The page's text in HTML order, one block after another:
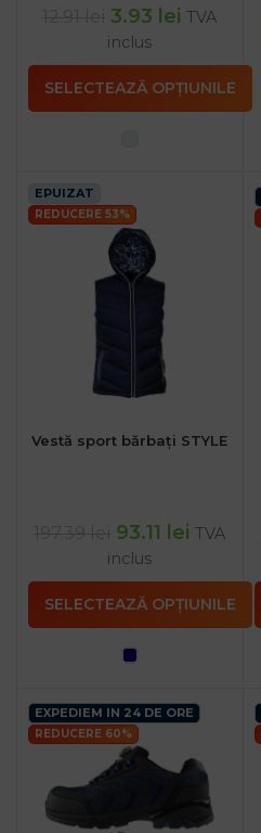
3.93 lei TVA
inclus
SELECTEAZĂ OPȚIUNILE
EPUIZAT
REDUCERE 53%
Vestă sport bărbați STYLE
93.11 lei TVA
inclus
SELECTEAZĂ OPȚIUNILE
EXPEDIEM IN 24 DE ORE
REDUCERE 60%